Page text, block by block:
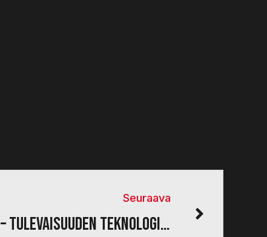
Seuraava
Maslog Oy:n osakeanti – Tulevaisuuden teknologia, jota suojaa patentti